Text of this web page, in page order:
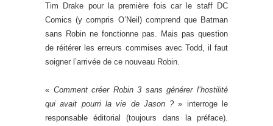
Tim Drake pour la première fois car le staff DC
Comics (y compris O’Neil) comprend que Batman
sans Robin ne fonctionne pas. Mais pas question
de réitérer les erreurs commises avec Todd, il faut
soigner l’arrivée de ce nouveau Robin.
« Comment créer Robin 3 sans générer l’hostilité
qui avait pourri la vie de Jason ?» interroge le
responsable éditorial (toujours dans la préface).